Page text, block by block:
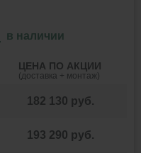
в наличии
ЦЕНА ПО АКЦИИ
(доставка + монтаж)
182 130 руб.
193 290 руб.